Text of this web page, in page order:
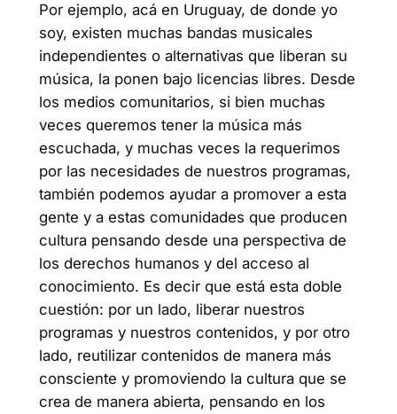
Por ejemplo, acá en Uruguay, de donde yo
soy, existen muchas bandas musicales
independientes o alternativas que liberan su
música, la ponen bajo licencias libres. Desde
los medios comunitarios, si bien muchas
veces queremos tener la música más
escuchada, y muchas veces la requerimos
por las necesidades de nuestros programas,
también podemos ayudar a promover a esta
gente y a estas comunidades que producen
cultura pensando desde una perspectiva de
los derechos humanos y del acceso al
conocimiento. Es decir que está esta doble
cuestión: por un lado, liberar nuestros
programas y nuestros contenidos, y por otro
lado, reutilizar contenidos de manera más
consciente y promoviendo la cultura que se
crea de manera abierta, pensando en los